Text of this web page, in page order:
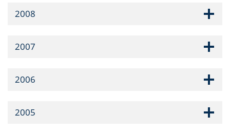
2008
2007
2006
2005